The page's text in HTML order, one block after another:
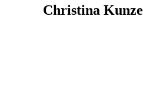
Christina Kunze